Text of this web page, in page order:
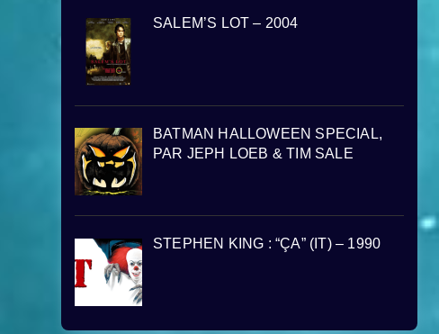
SALEM’S LOT – 2004
BATMAN HALLOWEEN SPECIAL,
PAR JEPH LOEB & TIM SALE
STEPHEN KING : “ÇA” (IT) – 1990